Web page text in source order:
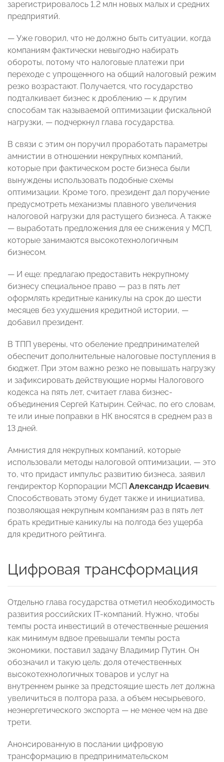
зарегистрировалось 1,2 млн новых малых и средних
предприятий.
— Уже говорил, что не должно быть ситуации, когда
компаниям фактически невыгодно набирать
обороты, потому что налоговые платежи при
переходе с упрощенного на общий налоговый режим
резко возрастают. Получается, что государство
подталкивает бизнес к дроблению — к другим
способам так называемой оптимизации фискальной
нагрузки, — подчеркнул глава государства.
В связи с этим он поручил проработать параметры
амнистии в отношении некрупных компаний,
которые при фактическом росте бизнеса были
вынуждены использовать подобные схемы
оптимизации. Кроме того, президент дал поручение
предусмотреть механизмы плавного увеличения
налоговой нагрузки для растущего бизнеса. А также
— выработать предложения для ее снижения у МСП,
которые занимаются высокотехнологичным
бизнесом.
— И еще: предлагаю предоставить некрупному
бизнесу специальное право — раз в пять лет
оформлять кредитные каникулы на срок до шести
месяцев без ухудшения кредитной истории, —
добавил президент.
В ТПП уверены, что обеление предпринимателей
обеспечит дополнительные налоговые поступления в
бюджет. При этом важно резко не повышать нагрузку
и зафиксировать действующие нормы Налогового
кодекса на пять лет, считает глава бизнес-
объединения Сергей Катырин. Сейчас, по его словам,
те или иные поправки в НК вносятся в среднем раз в
13 дней.
Амнистия для некрупных компаний, которые
использовали методы налоговой оптимизации, — это
то, что придаст импульс развитию бизнеса, заявил
гендиректор Корпорации МСП Александр Исаевич.
Способствовать этому будет также и инициатива,
позволяющая некрупным компаниям раз в пять лет
брать кредитные каникулы на полгода без ущерба
для кредитного рейтинга.
Цифровая трансформация
Отдельно глава государства отметил необходимость
развития российских IT-компаний. Нужно, чтобы
темпы роста инвестиций в отечественные решения
как минимум вдвое превышали темпы роста
экономики, поставил задачу Владимир Путин. Он
обозначил и такую цель: доля отечественных
высокотехнологичных товаров и услуг на
внутреннем рынке за предстоящие шесть лет должна
увеличиться в полтора раза, а объем несырьевого,
неэнергетического экспорта — не менее чем на две
трети.
Анонсированную в послании цифровую
трансформацию в предпринимательском